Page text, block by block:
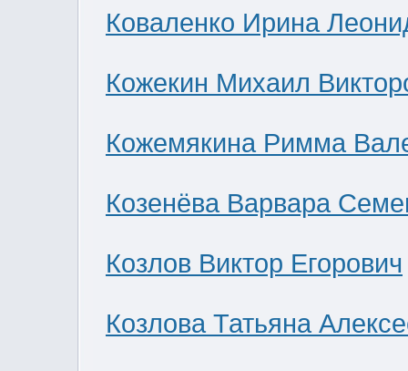
Коваленко Ирина
Кожекин Михаил
Кожемякина Римма
Козенёва Варвара
Козлов Виктор Егорович
Козлова Татьяна